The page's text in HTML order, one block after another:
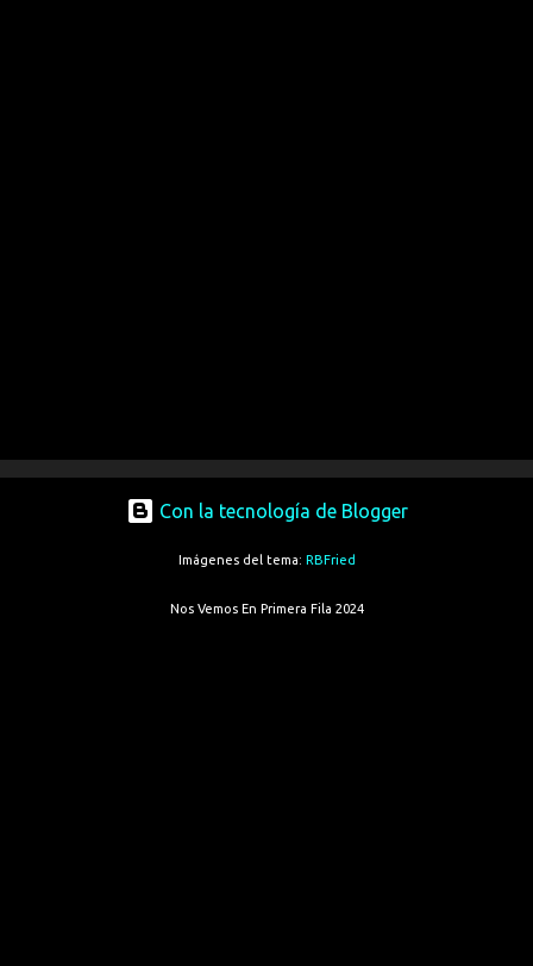
Con la tecnología de Blogger
Imágenes del tema: RBFried
Nos Vemos En Primera Fila 2024